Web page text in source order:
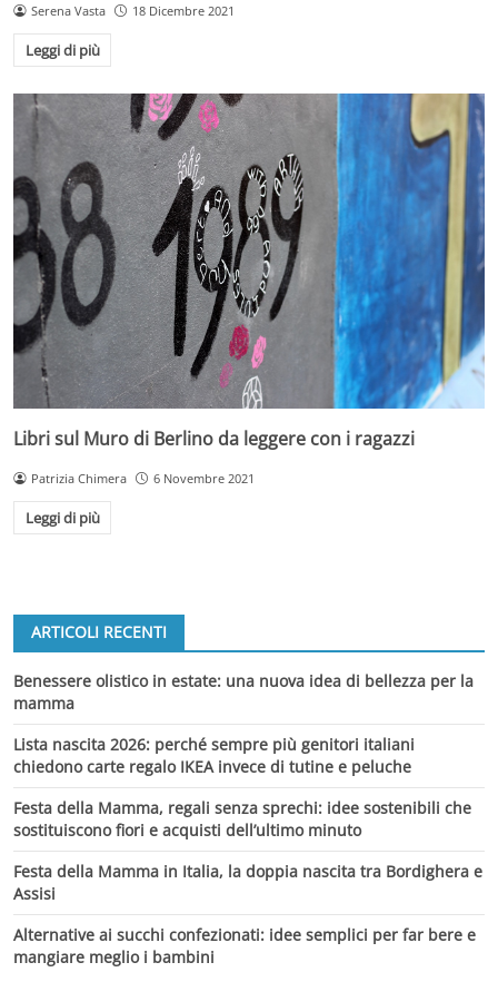
Serena Vasta 18 Dicembre 2021
Leggi di più
Libri sul Muro di Berlino da leggere con i ragazzi
Patrizia Chimera 6 Novembre 2021
Leggi di più
ARTICOLI RECENTI
Benessere olistico in estate: una nuova idea di bellezza per la
mamma
Lista nascita 2026: perché sempre più genitori italiani
chiedono carte regalo IKEA invece di tutine e peluche
Festa della Mamma, regali senza sprechi: idee sostenibili che
sostituiscono fiori e acquisti dell’ultimo minuto
Festa della Mamma in Italia, la doppia nascita tra Bordighera e
Assisi
Alternative ai succhi confezionati: idee semplici per far bere e
mangiare meglio i bambini